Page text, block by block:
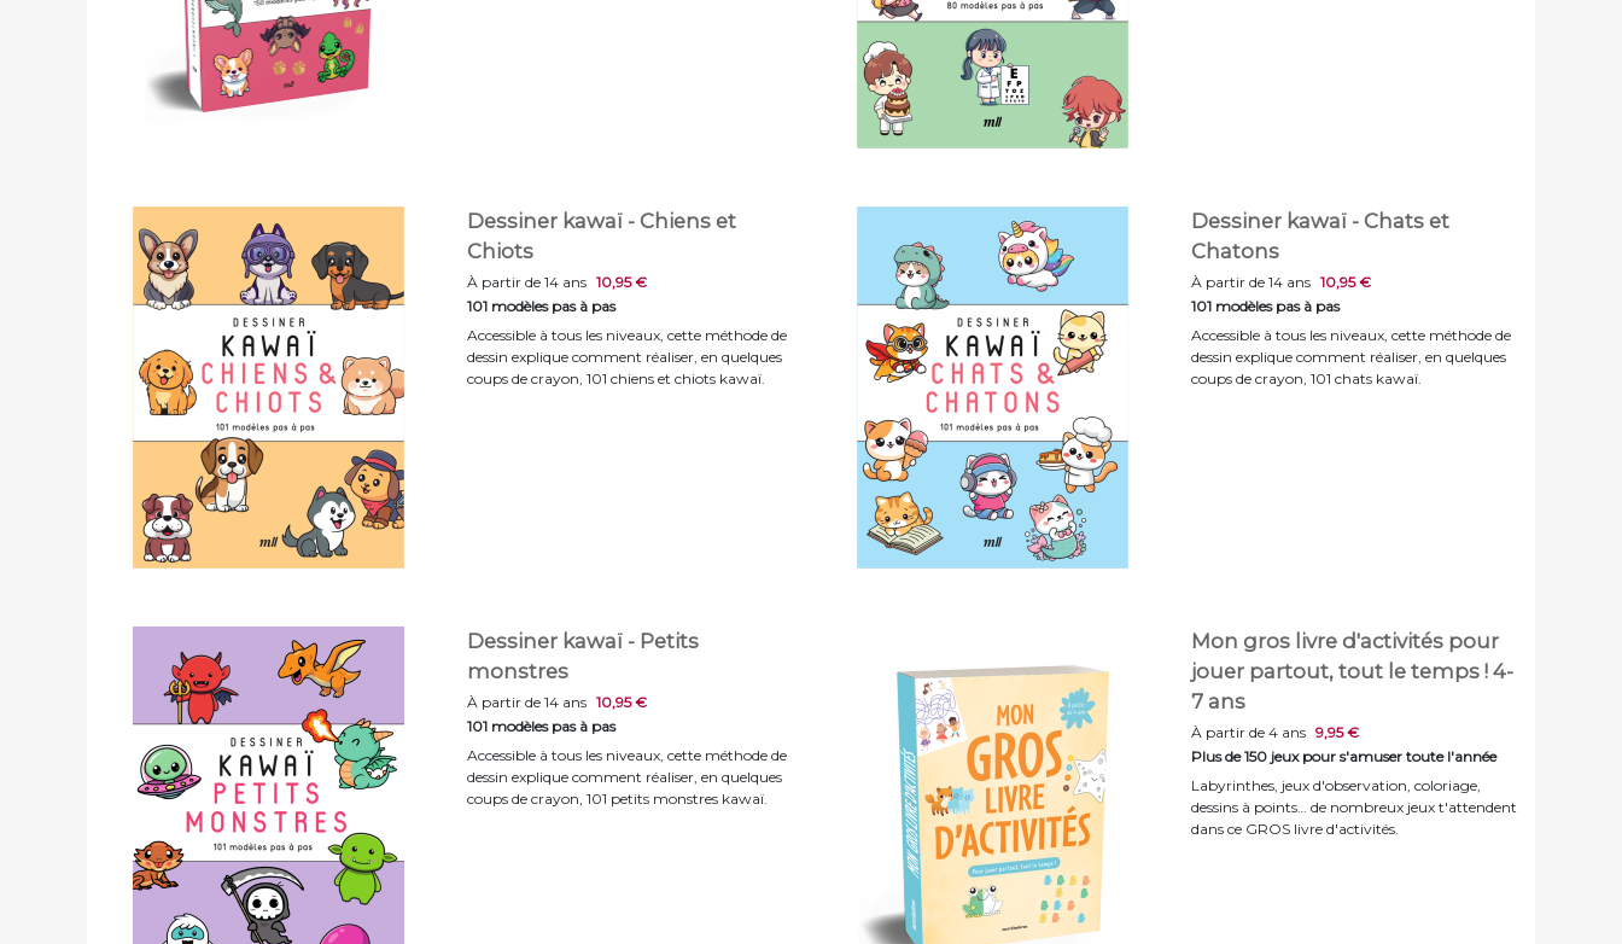
Dessiner kawaï - Chiens et
Chiots
À partir de 14 ans 10,95 €
101 modèles pas à pas
Accessible à tous les niveaux, cette méthode de
dessin explique comment réaliser, en quelques
coups de crayon, 101 chiens et chiots kawaï.
Dessiner kawaï - Chats et
Chatons
À partir de 14 ans 10,95 €
101 modèles pas à pas
Accessible à tous les niveaux, cette méthode de
dessin explique comment réaliser, en quelques
coups de crayon, 101 chats kawaï.
Dessiner kawaï - Petits
monstres
À partir de 14 ans 10,95 €
101 modèles pas à pas
Accessible à tous les niveaux, cette méthode de
dessin explique comment réaliser, en quelques
coups de crayon, 101 petits monstres kawaï.
Mon gros livre d'activités pour
jouer partout, tout le temps ! 4-
7 ans
À partir de 4 ans 9,95 €
Plus de 150 jeux pour s'amuser toute l'année
Labyrinthes, jeux d'observation, coloriage,
dessins à points… de nombreux jeux t'attendent
dans ce GROS livre d'activités.